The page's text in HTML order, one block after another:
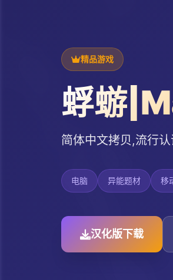
精品游戏
蜉蝣
简体中文拷贝,流行认
电脑 异能题材 移
汉化版下载